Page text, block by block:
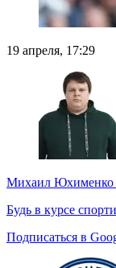
19 апреля, 17:29
Михаил Юхименко
Будь в курсе
Подписаться в